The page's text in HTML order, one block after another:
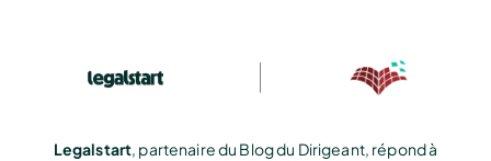
Legalstart, partenaire du Blog du Dirigeant, répond à